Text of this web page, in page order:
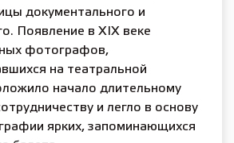
документального и
Появление в XIX веке
фотографов,
на театральной
начало длительному
и легло в основу
ярких, запоминающихся